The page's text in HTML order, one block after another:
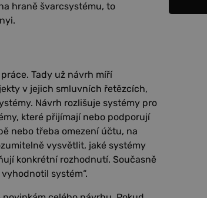
hraně švarcsystému, to
Tady už návrh míří
v jejich smluvních řetězcích,
Návrh rozlišuje systémy pro
které přijímají nebo podporují
nebo třeba omezení účtu, na
vysvětlit, jaké systémy
konkrétní rozhodnutí. Současně
systém“.